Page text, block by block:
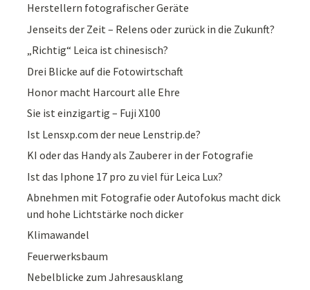
Herstellern fotografischer Geräte
Jenseits der Zeit – Relens oder zurück in die Zukunft?
„Richtig“ Leica ist chinesisch?
Drei Blicke auf die Fotowirtschaft
Honor macht Harcourt alle Ehre
Sie ist einzigartig – Fuji X100
Ist Lensxp.com der neue Lenstrip.de?
KI oder das Handy als Zauberer in der Fotografie
Ist das Iphone 17 pro zu viel für Leica Lux?
Abnehmen mit Fotografie oder Autofokus macht dick
und hohe Lichtstärke noch dicker
Klimawandel
Feuerwerksbaum
Nebelblicke zum Jahresausklang